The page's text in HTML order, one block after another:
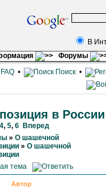
В
Форумы
FAQ • Поиск •
в России
4, 5, 6 Вперед
» О шашечной
» О шашечной
Автор